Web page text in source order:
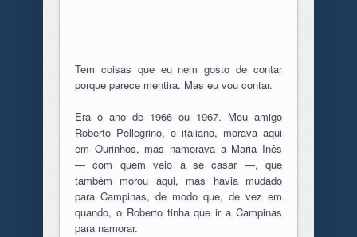
Tem coisas que eu nem gosto de contar
porque parece mentira. Mas eu vou contar.
Era o ano de 1966 ou 1967. Meu amigo
Roberto Pellegrino, o italiano, morava aqui
em Ourinhos, mas namorava a Maria Inês
— com quem veio a se casar —, que
também morou aqui, mas havia mudado
para Campinas, de modo que, de vez em
quando, o Roberto tinha que ir a Campinas
para namorar.